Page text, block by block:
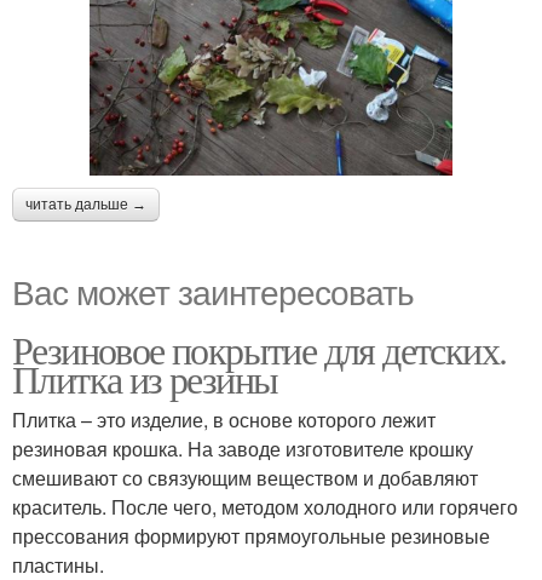
читать дальше →
Вас может заинтересовать
Резиновое покрытие для детских.
Плитка из резины
Плитка – это изделие, в основе которого лежит
резиновая крошка. На заводе изготовителе крошку
смешивают со связующим веществом и добавляют
краситель. После чего, методом холодного или горячего
прессования формируют прямоугольные резиновые
пластины.